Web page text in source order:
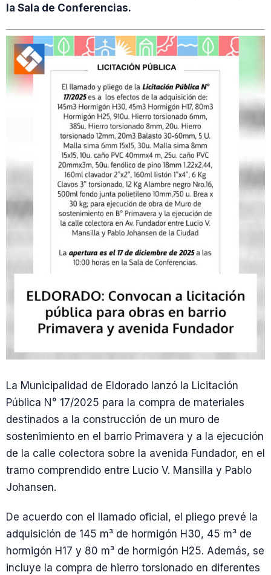
la Sala de Conferencias.
La Municipalidad de Eldorado lanzó la Licitación
Pública N° 17/2025 para la compra de materiales
destinados a la construcción de un muro de
sostenimiento en el barrio Primavera y a la ejecución
de la calle colectora sobre la avenida Fundador, en el
tramo comprendido entre Lucio V. Mansilla y Pablo
Johansen.
De acuerdo con el llamado oficial, el pliego prevé la
adquisición de 145 m³ de hormigón H30, 45 m³ de
hormigón H17 y 80 m³ de hormigón H25. Además, se
incluye la compra de hierro torsionado en diferentes